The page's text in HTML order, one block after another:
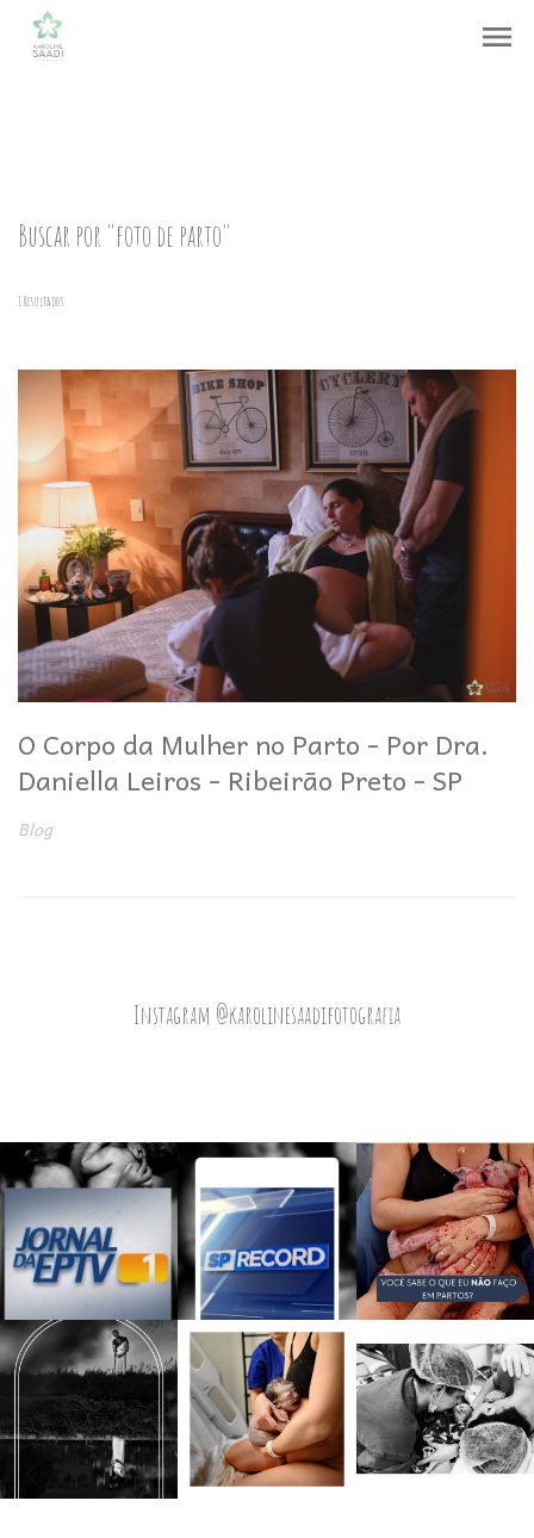
menu
Buscar por "foto de parto"
1Resultados
O Corpo da Mulher no Parto - Por Dra.
Daniella Leiros - Ribeirão Preto - SP
Blog
Instagram @karolinesaadifotografia